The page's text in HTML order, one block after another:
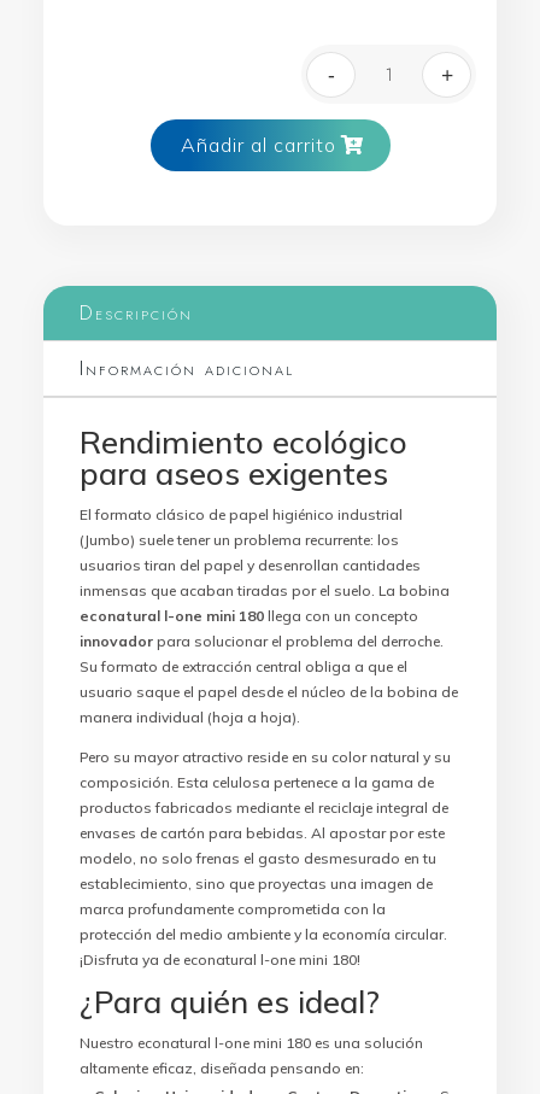
EcoNatural L-
- +
Añadir al carrito
Descripción
Información adicional
Rendimiento ecológico
para aseos exigentes
El formato clásico de papel higiénico industrial
(Jumbo) suele tener un problema recurrente: los
usuarios tiran del papel y desenrollan cantidades
inmensas que acaban tiradas por el suelo. La bobina
econatural l-one mini 180llega con un concepto
innovadorpara solucionar el problema del derroche.
Su formato de extracción central obliga a que el
usuario saque el papel desde el núcleo de la bobina de
manera individual (hoja a hoja).
Pero su mayor atractivo reside en su color natural y su
composición. Esta celulosa pertenece a la gama de
productos fabricados mediante el reciclaje integral de
envases de cartón para bebidas. Al apostar por este
modelo, no solo frenas el gasto desmesurado en tu
establecimiento, sino que proyectas una imagen de
marca profundamente comprometida con la
protección del medio ambiente y la economía circular.
¡Disfruta ya de econatural l-one mini 180!
¿Para quién es ideal?
Nuestro econatural l-one mini 180 es una solución
altamente eficaz, diseñada pensando en: